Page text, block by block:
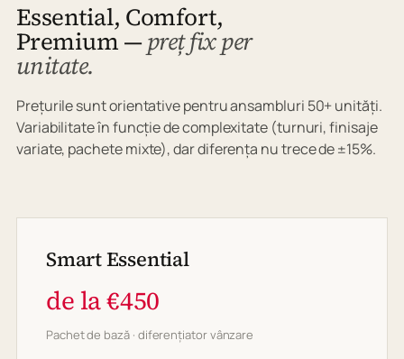
Essential, Comfort,
Premium —preț fix per
unitate.
Prețurile sunt orientative pentru ansambluri 50+ unități.
Variabilitate în funcție de complexitate (turnuri, finisaje
variate, pachete mixte), dar diferența nu trece de ±15%.
Smart Essential
de la €450
Pachet de bază · diferențiator vânzare